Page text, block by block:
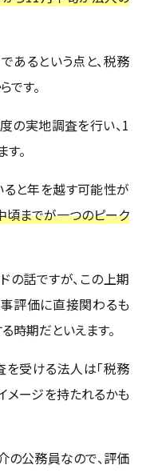
あるという点と、税務
す。
の実地調査を行い、1
。
と年を越す可能性が
までが一つのピーク
の話ですが、この上期
評価に直接関わるも
時期だといえます。
を受ける法人は「税務
メージを持たれるかも
の公務員なので、評価